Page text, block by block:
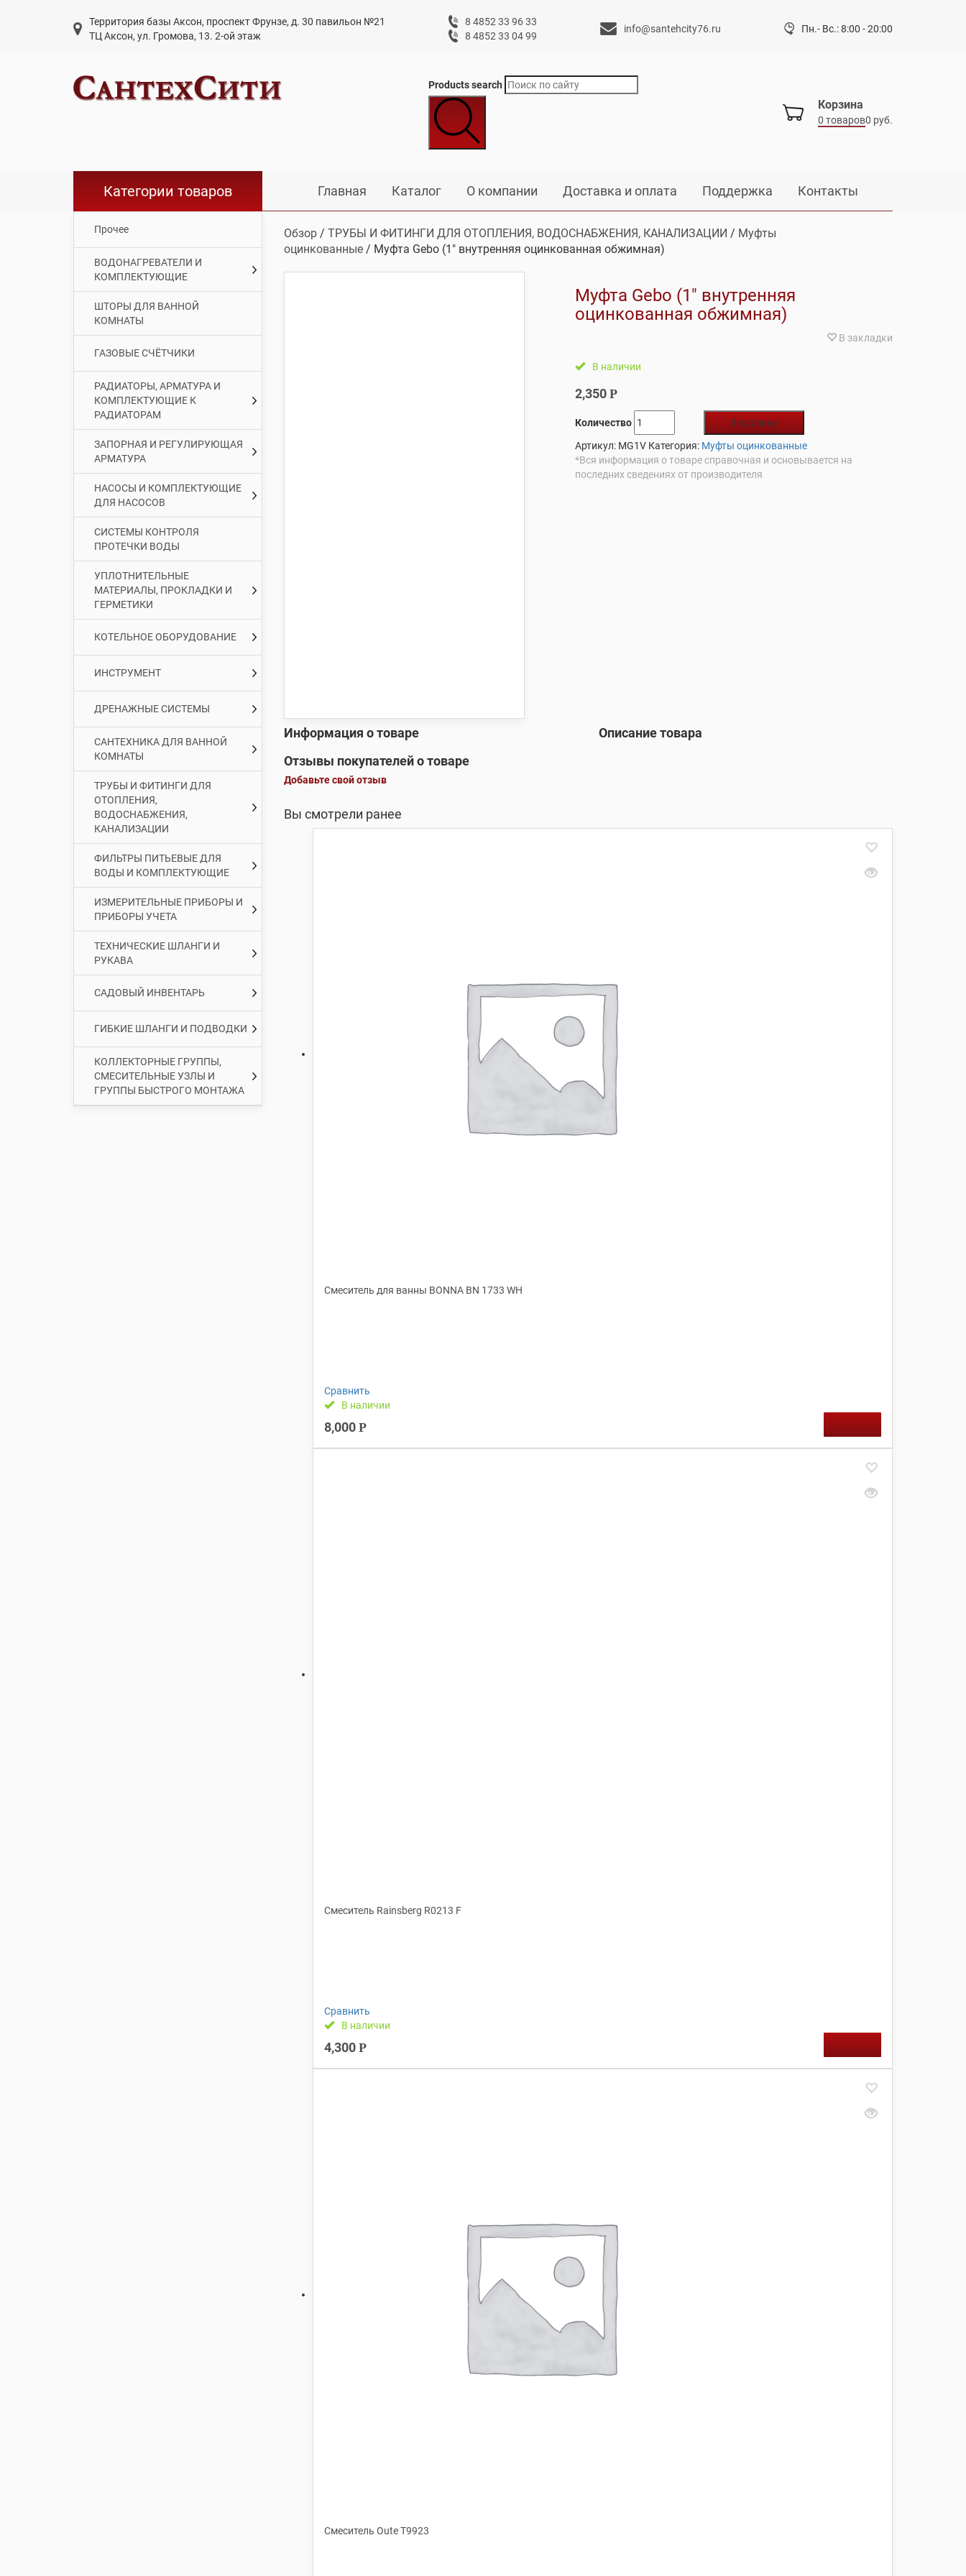
Территория базы Аксон, проспект Фрунзе, д. 30 павильон №21
ТЦ Аксон, ул. Громова, 13. 2-ой этаж
8 4852 33 96 33
8 4852 33 04 99
info@santehcity76.ru Пн.- Вс.: 8:00 - 20:00
Products search
Корзина
0 товаров0 руб.
Главная Каталог О компании Доставка и оплата Поддержка Контакты
Категории товаров
Прочее
ВОДОНАГРЕВАТЕЛИ И
КОМПЛЕКТУЮЩИЕ
ШТОРЫ ДЛЯ ВАННОЙ
КОМНАТЫ
ГАЗОВЫЕ СЧЁТЧИКИ
РАДИАТОРЫ, АРМАТУРА И
КОМПЛЕКТУЮЩИЕ К
РАДИАТОРАМ
ЗАПОРНАЯ И РЕГУЛИРУЮЩАЯ
АРМАТУРА
НАСОСЫ И КОМПЛЕКТУЮЩИЕ
ДЛЯ НАСОСОВ
СИСТЕМЫ КОНТРОЛЯ
ПРОТЕЧКИ ВОДЫ
УПЛОТНИТЕЛЬНЫЕ
МАТЕРИАЛЫ, ПРОКЛАДКИ И
ГЕРМЕТИКИ
КОТЕЛЬНОЕ ОБОРУДОВАНИЕ
ИНСТРУМЕНТ
ДРЕНАЖНЫЕ СИСТЕМЫ
САНТЕХНИКА ДЛЯ ВАННОЙ
КОМНАТЫ
ТРУБЫ И ФИТИНГИ ДЛЯ
ОТОПЛЕНИЯ,
ВОДОСНАБЖЕНИЯ,
КАНАЛИЗАЦИИ
ФИЛЬТРЫ ПИТЬЕВЫЕ ДЛЯ
ВОДЫ И КОМПЛЕКТУЮЩИЕ
ИЗМЕРИТЕЛЬНЫЕ ПРИБОРЫ И
ПРИБОРЫ УЧЕТА
ТЕХНИЧЕСКИЕ ШЛАНГИ И
РУКАВА
САДОВЫЙ ИНВЕНТАРЬ
ГИБКИЕ ШЛАНГИ И ПОДВОДКИ
КОЛЛЕКТОРНЫЕ ГРУППЫ,
СМЕСИТЕЛЬНЫЕ УЗЛЫ И
ГРУППЫ БЫСТРОГО МОНТАЖА
Обзор/ ТРУБЫ И ФИТИНГИ ДЛЯ ОТОПЛЕНИЯ, ВОДОСНАБЖЕНИЯ, КАНАЛИЗАЦИИ / Муфты
оцинкованные/ Муфта Gebo (1″ внутренняя оцинкованная обжимная)
Муфта Gebo (1″ внутренняя
оцинкованная обжимная)
В закладки
В наличии
2,350Р
Количество
В корзину
Артикул: MG1V Категория: Муфты оцинкованные
*Вся информация о товаре справочная и основывается на
последних сведениях от производителя
Информация о товаре
Описание товара
Отзывы покупателей о товаре
Добавьте свой отзыв
Вы смотрели ранее
Смеситель для ванны BONNA BN 1733 WH
Сравнить
В наличии
8,000 Р
Смеситель Rainsberg R0213 F
Сравнить
В наличии
4,300 Р
Смеситель Oute T9923